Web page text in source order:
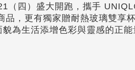
（四）盛大開跑，攜手
，更有獨家贈耐熱玻璃雙享
為生活添增色彩與靈感的正能